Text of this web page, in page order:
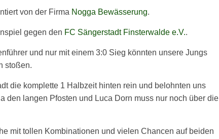
von der Firma Nogga Bewässerung.
gegen den FC Sängerstadt Finsterwalde e.V..
und nur mit einem 3:0 Sieg könnten unsere Jungs
stoßen.
die komplette 1 Halbzeit hinten rein und belohnten uns
den langen Pfosten und Luca Dorn muss nur noch über die
mit tollen Kombinationen und vielen Chancen auf beiden